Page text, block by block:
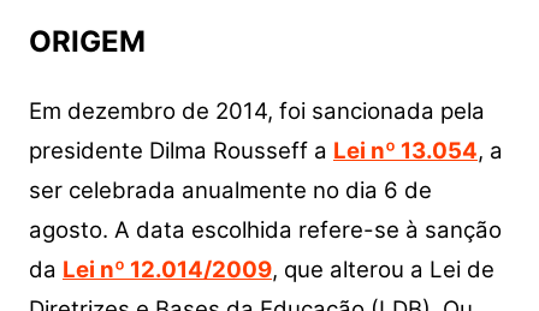
ORIGEM
Em dezembro de 2014, foi sancionada pela
presidente Dilma Rousseff a Lei nº 13.054, a
ser celebrada anualmente no dia 6 de
agosto. A data escolhida refere-se à sanção
da Lei nº 12.014/2009, que alterou a Lei de